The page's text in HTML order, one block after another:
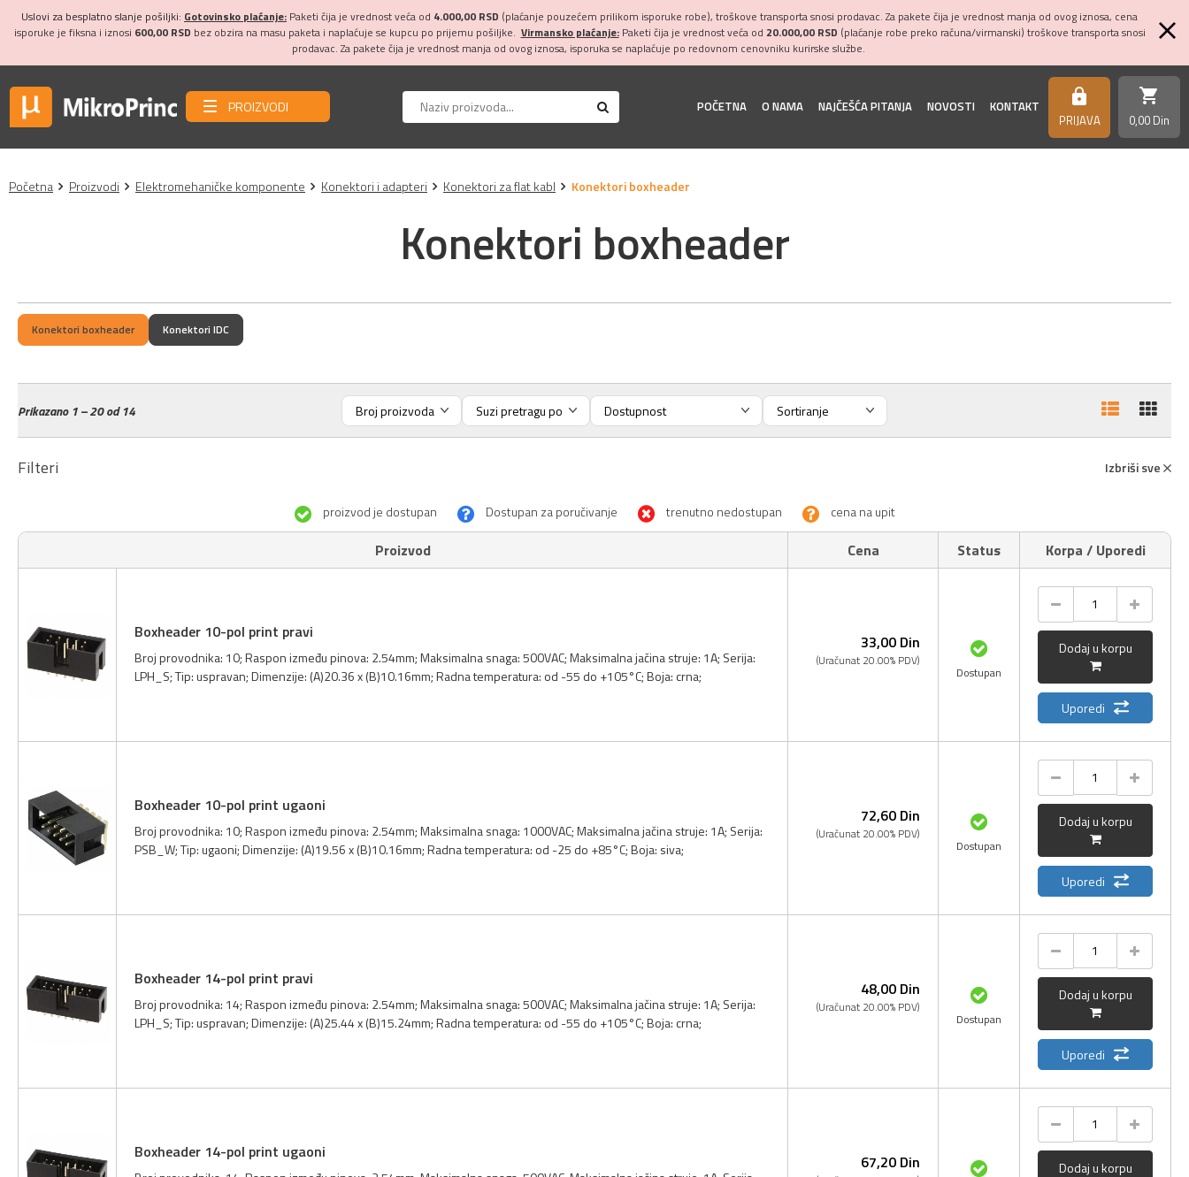
Uslovi za besplatno slanje pošiljki: Gotovinsko plaćanje: Paketi čija je vrednost veća od 4.000,00 RSD (plaćanje pouzećem prilikom isporuke robe), troškove transporta snosi prodavac. Za pakete čija je vrednost manja od ovog iznosa, cena
isporuke je fiksna i iznosi 600,00 RSD bez obzira na masu paketa i naplaćuje se kupcu po prijemu pošiljke. Virmansko plaćanje:Paketi čija je vrednost veća od 20.000,00 RSD (plaćanje robe preko računa/virmanski) troškove transporta snosi
prodavac. Za pakete čija je vrednost manja od ovog iznosa, isporuka se naplaćuje po redovnom cenovniku kurirske službe.
PROIZVODI POČETNA O NAMA NAJČEŠĆA PITANJA NOVOSTI KONTAKT https
PRIJAVA
shopping_cart
0,00 Din
Početna Proizvodi Elektromehaničke komponente Konektori i adapteri Konektori za flat kabl Konektori boxheader
Konektori boxheader
Konektori boxheader Konektori IDC
Prikazano1 – 20 od 14
Filteri Izbriši sve
proizvod je dostupan Dostupan za poručivanje trenutno nedostupan cena na upit
Proizvod Cena Status Korpa / Uporedi
Boxheader 10-pol print pravi
Broj provodnika: 10; Raspon između pinova: 2.54mm; Maksimalna snaga: 500VAC; Maksimalna jačina struje: 1A; Serija:
LPH_S; Tip: uspravan; Dimenzije: (A)20.36 x (B)10.16mm; Radna temperatura: od -55 do +105°C; Boja: crna;
33,00 Din
(Uračunat 20.00% PDV)
Dostupan
Dodaj u korpu
Uporedi
Boxheader 10-pol print ugaoni
Broj provodnika: 10; Raspon između pinova: 2.54mm; Maksimalna snaga: 1000VAC; Maksimalna jačina struje: 1A; Serija:
PSB_W; Tip: ugaoni; Dimenzije: (A)19.56 x (B)10.16mm; Radna temperatura: od -25 do +85°C; Boja: siva;
72,60 Din
(Uračunat 20.00% PDV)
Dostupan
Dodaj u korpu
Uporedi
Boxheader 14-pol print pravi
Broj provodnika: 14; Raspon između pinova: 2.54mm; Maksimalna snaga: 500VAC; Maksimalna jačina struje: 1A; Serija:
LPH_S; Tip: uspravan; Dimenzije: (A)25.44 x (B)15.24mm; Radna temperatura: od -55 do +105°C; Boja: crna;
48,00 Din
(Uračunat 20.00% PDV)
Dostupan
Dodaj u korpu
Uporedi
Boxheader 14-pol print ugaoni 67,20 Din Dodaj u korpu